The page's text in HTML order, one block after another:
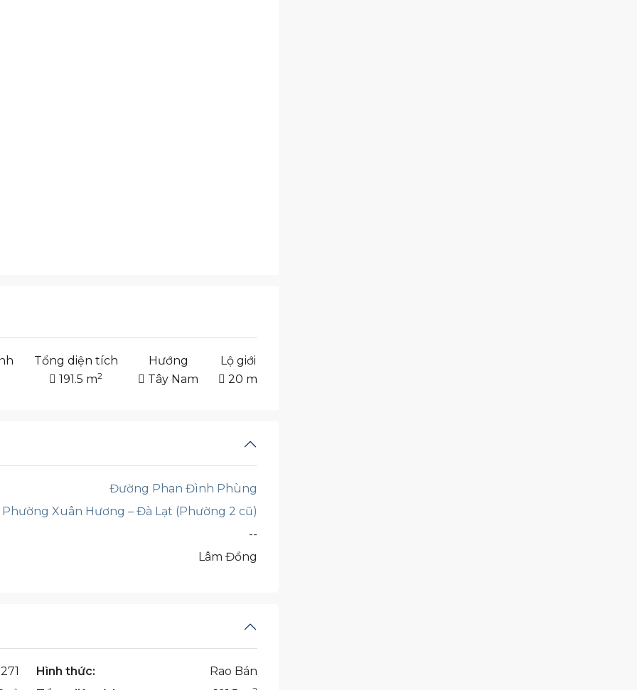
Tổng diện tích
191.5 m2
Hướng
Tây Nam
Lộ giới
20 m
Đường Phan Đình Phùng
Phường Xuân Hương – Đà Lạt (Phường 2 cũ)
--
Lâm Đồng
Hình thức:
Rao Bán